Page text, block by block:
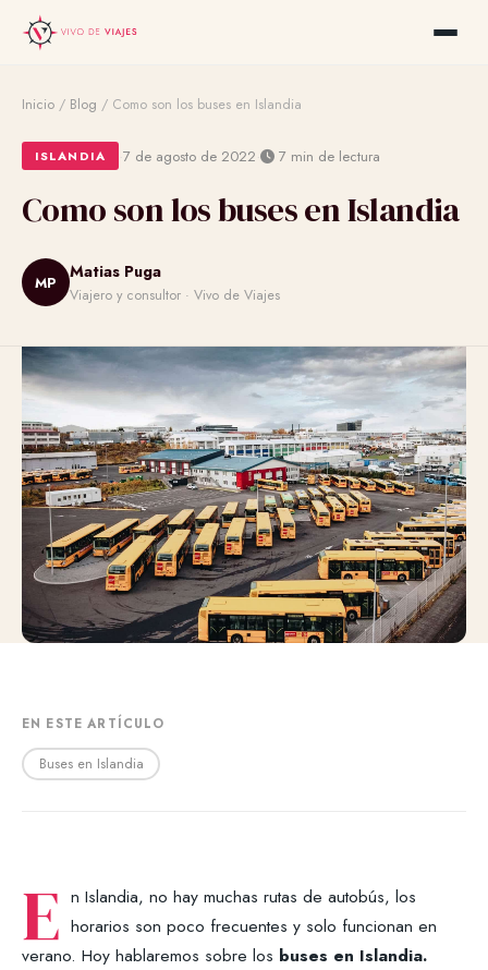
Inicio / Blog / Como son los buses en Islandia
ISLANDIA 7 de agosto de 2022 7 min de lectura
Como son los buses en Islandia
MP
Matias Puga
Viajero y consultor · Vivo de Viajes
EN ESTE ARTÍCULO
Buses en Islandia
E n Islandia, no hay muchas rutas de autobús, los
horarios son poco frecuentes y solo funcionan en
verano. Hoy hablaremos sobre los buses en Islandia.